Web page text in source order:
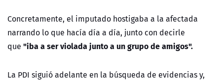
Concretamente, el imputado hostigaba a la afectada
narrando lo que hacía día a día, junto con decirle
que "iba a ser violada junto a un grupo de amigos".
La PDI siguió adelante en la búsqueda de evidencias y,